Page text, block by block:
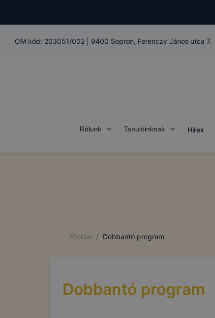
OM kód: 203051/002 9400 Sopron, Ferenczy János utca 7.
Rólunk Tanulóinknak Hírek
Főoldal / Dobbantó program
Dobbantó program